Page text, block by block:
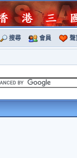
搜尋 會員 聲